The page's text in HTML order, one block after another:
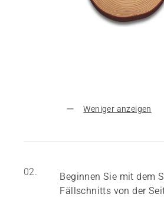
Weniger anzeigen
02.
Beginnen Sie mit dem
Fällschnitts von der